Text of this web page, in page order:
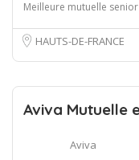
Meilleure mutuelle
HAUTS-DE-FRANCE
Aviva Mutuelle
Aviva